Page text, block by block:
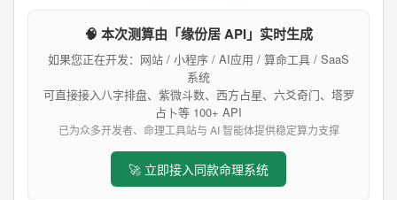
🧠 本次测算由「缘份居 API」实时生成
如果您正在开发：网站 / 小程序 / AI应用 / 算命工具 / SaaS
系统
可直接接入八字排盘、紫微斗数、西方占星、六爻奇门、塔罗
占卜等 100+ API
已为众多开发者、命理工具站与 AI 智能体提供稳定算力支撑
🚀 立即接入同款命理系统